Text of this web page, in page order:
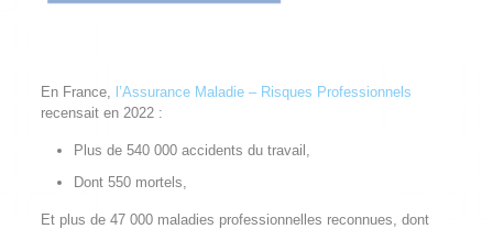
En France, l’Assurance Maladie – Risques Professionnels
recensait en 2022 :
Plus de 540 000 accidents du travail,
Dont 550 mortels,
Et plus de 47 000 maladies professionnelles reconnues, dont